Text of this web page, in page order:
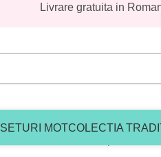
Livrare gratuita in
SETURI MOTCOLECTIA